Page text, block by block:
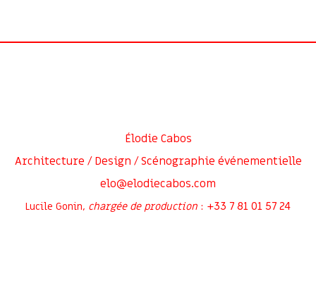
Élodie Cabos
Architecture / Design / Scénographie événementielle
elo@elodiecabos.com
Lucile Gonin, chargée de production : +33 7 81 01 57 24